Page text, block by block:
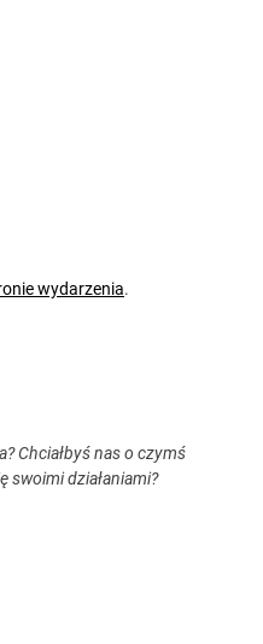
wydarzenia.
Chciałbyś nas o czymś
swoimi działaniami?